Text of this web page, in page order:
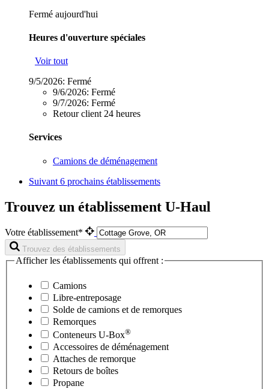
Fermé aujourd'hui
Heures d'ouverture spéciales
Voir tout
9/5/2026: Fermé
9/6/2026: Fermé
9/7/2026: Fermé
Retour client 24 heures
Services
Camions de déménagement
Suivant 6 prochains établissements
Trouvez un établissement U-Haul
Votre établissement*
Trouvez des établissements
Afficher les établissements qui offrent :
Camions
Libre-entreposage
Solde de camions et de remorques
Remorques
Conteneurs U-Box®
Accessoires de déménagement
Attaches de remorque
Retours de boîtes
Propane